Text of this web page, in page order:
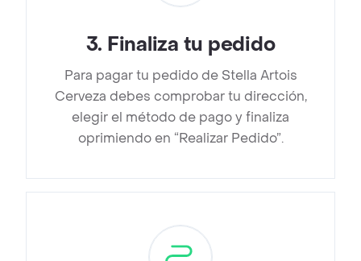
3. Finaliza tu pedido
Para pagar tu pedido de Stella Artois
Cerveza debes comprobar tu dirección,
elegir el método de pago y finaliza
oprimiendo en “Realizar Pedido”.